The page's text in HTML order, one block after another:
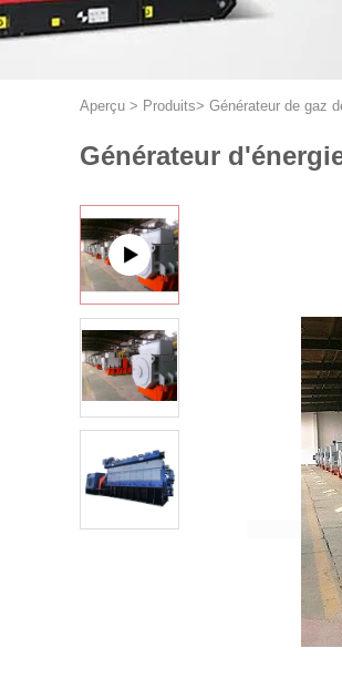
Aperçu > Produits> Générateur de gaz
Générateur